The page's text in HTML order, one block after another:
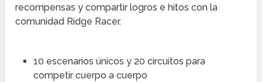
recompensas y compartir logros e hitos con la
comunidad Ridge Racer.
10 escenarios únicos y 20 circuitos para
competir cuerpo a cuerpo